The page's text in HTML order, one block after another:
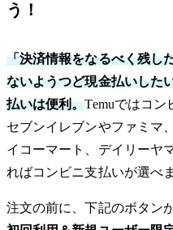
う！
「決済情報をなるべく残し
ないようつど現金払いした
払いは便利。Temuではコン
セブンイレブンやファミマ
イコーマート、デイリーヤ
ればコンビニ支払いが選べま
注文の前に、下記のボタン